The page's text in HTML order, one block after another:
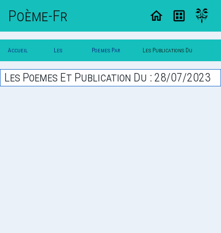
Poème-Fr
Accueil
Poesie
Les
Poesies
Poemes Par Les Publications Du
28/07/2023
Les Poemes Et Publication Du : 28/07/2023